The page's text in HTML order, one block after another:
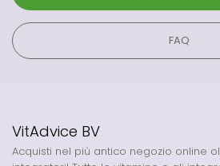
FAQ
VitAdvice BV
Acquisti nel più antico negozio online